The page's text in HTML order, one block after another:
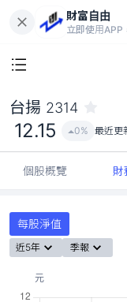
財富自由
立即使用APP
台揚 2314
12.15 0% 最近更
個股概覽 財
每股淨值
近5年 季報